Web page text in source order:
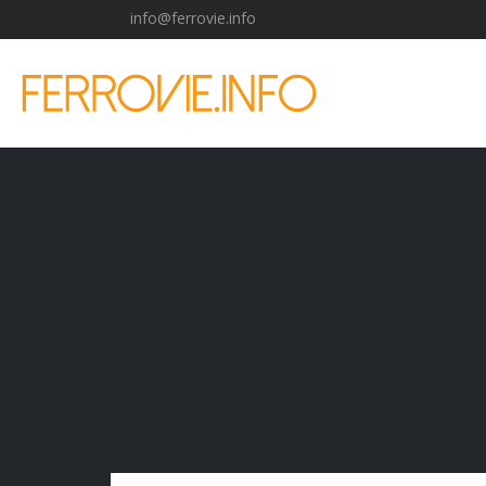
info@ferrovie.info